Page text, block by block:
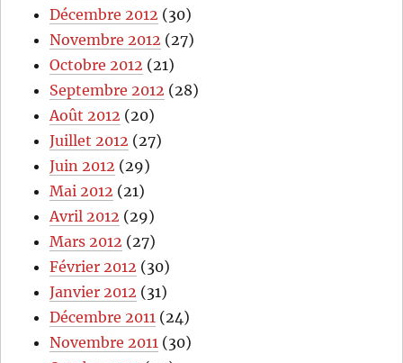
Décembre 2012 (30)
Novembre 2012 (27)
Octobre 2012 (21)
Septembre 2012 (28)
Août 2012 (20)
Juillet 2012 (27)
Juin 2012 (29)
Mai 2012 (21)
Avril 2012 (29)
Mars 2012 (27)
Février 2012 (30)
Janvier 2012 (31)
Décembre 2011 (24)
Novembre 2011 (30)